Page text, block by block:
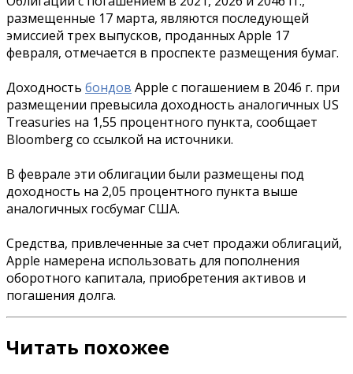
размещенные 17 марта, являются последующей
эмиссией трех выпусков, проданных Apple 17
февраля, отмечается в проспекте размещения бумаг.
Доходность бондов Apple с погашением в 2046 г. при
размещении превысила доходность аналогичных US
Treasuries на 1,55 процентного пункта, сообщает
Bloomberg со ссылкой на источники.
В феврале эти облигации были размещены под
доходность на 2,05 процентного пункта выше
аналогичных госбумаг США.
Средства, привлеченные за счет продажи облигаций,
Apple намерена использовать для пополнения
оборотного капитала, приобретения активов и
погашения долга.
Читать похожее